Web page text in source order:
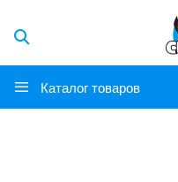
Каталог товаров